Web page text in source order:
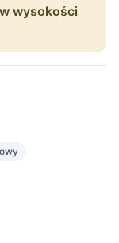
wysokości